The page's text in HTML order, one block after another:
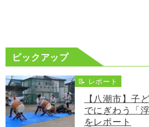
ピックアップ
📝 レポート
【八潮市】子
でにぎわう「
をレポート